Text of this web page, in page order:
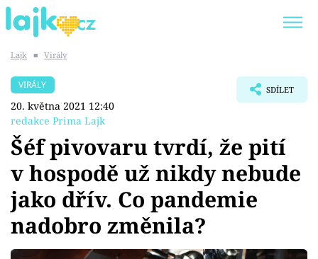
SHOPAHOLICADEL
Témata
Showbyznys
Youtubeři
Lajk ■ Virály
VIRÁLY
20. května 2021 12:40
redakce Prima Lajk
SDÍLET
Šéf pivovaru tvrdí, že pití
v hospodě už nikdy nebude
jako dřív. Co pandemie
nadobro změnila?